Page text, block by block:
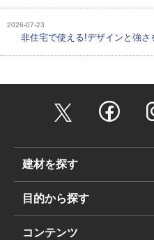
2026-07-23
非住宅で使える!デザインと強
建材を探す
目的から探す
コンテンツ